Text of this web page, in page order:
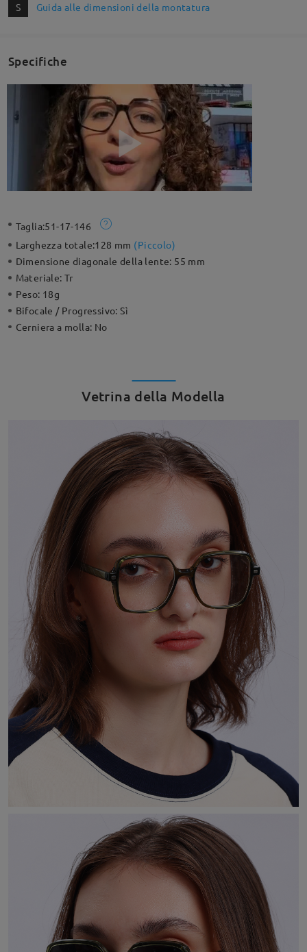
S Guida alle dimensioni della montatura
Specifiche
Taglia:51-17-146
Larghezza totale:128 mm (Piccolo)
Dimensione diagonale della lente: 55 mm
Materiale:Tr
Peso: 18g
Bifocale / Progressivo:Sì
Cerniera a molla: No
Vetrina della Modella